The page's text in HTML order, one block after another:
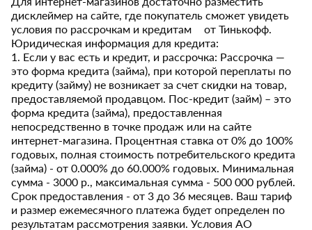
дисклеймер на сайте, где покупатель сможет увидеть
условия по рассрочкам и кредитам от Тинькофф.
Юридическая информация для кредита:
1. Если у вас есть и кредит, и рассрочка: Рассрочка —
это форма кредита (займа), при которой переплаты по
кредиту (займу) не возникает за счет скидки на товар,
предоставляемой продавцом. Пос-кредит (займ) – это
форма кредита (займа), предоставленная
непосредственно в точке продаж или на сайте
интернет-магазина. Процентная ставка от 0% до 100%
годовых, полная стоимость потребительского кредита
(займа) - от 0.000% до 60.000% годовых. Минимальная
сумма - 3000 р., максимальная сумма - 500 000 рублей.
Срок предоставления - от 3 до 36 месяцев. Ваш тариф
и размер ежемесячного платежа будет определен по
результатам рассмотрения заявки. Условия АО